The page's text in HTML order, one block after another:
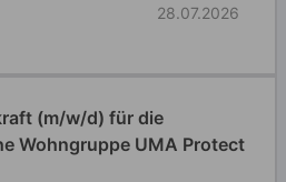
28.07.2026
(m/w/d) für die
Wohngruppe UMA Protect